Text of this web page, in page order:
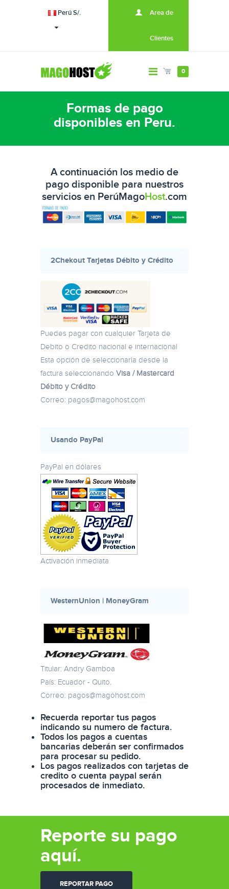
Perú S/. Area de
Clientes
0
Formas de pago
disponibles en Peru.
A continuación los medio de
pago disponible para nuestros
servicios en PerúMagoHost.com
2Chekout Tarjetas Débito y Crédito
Puedes pagar con cualquier Tarjeta de
Debito o Credito nacional e internacional
Esta opción de seleccionarla desde la
factura seleccionando Visa / Mastercard
Débito y Crédito
Correo: pagos@magohost.com
Usando PayPal
PayPal en dólares
Activación inmediata
WesternUnion | MoneyGram
Titular: Andry Gamboa
País: Ecuador - Quito.
Correo: pagos@magohost.com
Recuerda reportar tus pagos
indicando su numero de factura.
Todos los pagos a cuentas
bancarias deberán ser confirmados
para procesar su pedido.
Los pagos realizados con tarjetas de
credito o cuenta paypal serán
procesados de inmediato.
Reporte su pago
aquí.
REPORTAR PAGO